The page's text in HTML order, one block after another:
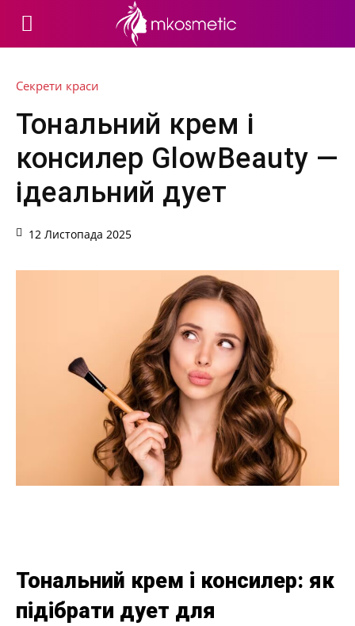
Секрети краси
Тональний крем і
консилер GlowBeauty —
ідеальний дует
12 Листопада 2025
Тональний крем і консилер: як
підібрати дует для